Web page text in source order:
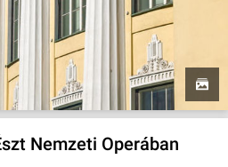
Nemzeti Operában